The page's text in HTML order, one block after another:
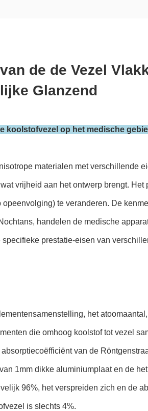
de de Vezel
Glanzend
koolstofvezel op het medische
materialen met verschillende
vrijheid aan het ontwerp brengt. Het
te veranderen. De
handelen de medische
prestatie-eisen van
het
die omhoog koolstof tot vezel
van de
1mm dikke aluminiumplaat en de
96%, het verspreiden zich en de
is slechts 4%.